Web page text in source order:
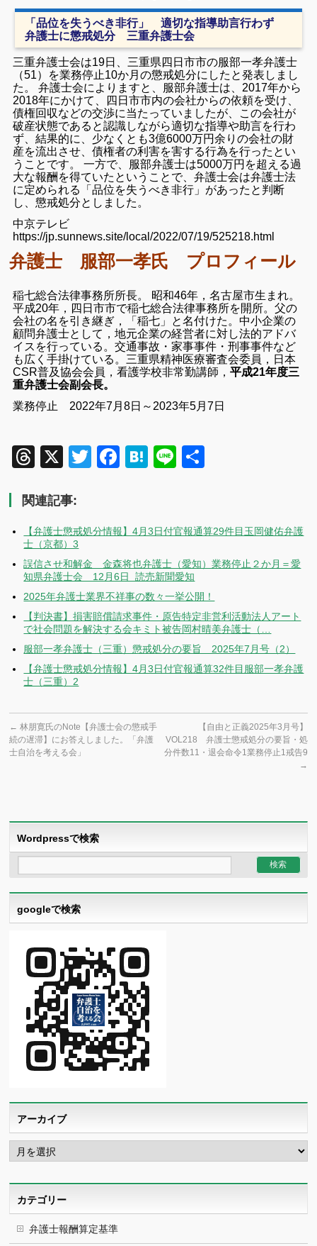
「品位を失うべき非行」 適切な指導助言行わず
弁護士に懲戒処分 三重弁護士会
三重弁護士会は19日、三重県四日市市の服部一孝弁護士
（51）を業務停止10か月の懲戒処分にしたと発表しまし
た。 弁護士会によりますと、服部弁護士は、2017年から
2018年にかけて、四日市市内の会社からの依頼を受け、
債権回収などの交渉に当たっていましたが、この会社が
破産状態であると認識しながら適切な指導や助言を行わ
ず、結果的に、少なくとも3億6000万円余りの会社の財
産を流出させ、債権者の利害を害する行為を行ったとい
うことです。 一方で、服部弁護士は5000万円を超える過
大な報酬を得ていたということで、弁護士会は弁護士法
に定められる「品位を失うべき非行」があったと判断
し、懲戒処分としました。
中京テレビ
https://jp.sunnews.site/local/2022/07/19/525218.html
弁護士 服部一孝氏 プロフィール
稲七総合法律事務所所長。 昭和46年，名古屋市生まれ。
平成20年，四日市市で稲七総合法律事務所を開所。父の
会社の名を引き継ぎ，「稲七」と名付けた。中小企業の
顧問弁護士として，地元企業の経営者に対し法的アドバ
イスを行っている。交通事故・家事事件・刑事事件など
も広く手掛けている。三重県精神医療審査会委員，日本
CSR普及協会会員，看護学校非常勤講師，平成21年度三
重弁護士会副会長。
業務停止 2022年7月8日～2023年5月7日
Threads
X TwitterFacebook
Hatena
Line
関連記事:
【弁護士懲戒処分情報】4月3日付官報通算29件目玉岡健佑弁護
士（京都）3
誤信させ和解金 金森将也弁護士（愛知）業務停止２か月＝愛
知県弁護士会 12月6日 読売新聞愛知
2025年弁護士業界不祥事の数々一挙公開！
【判決書】損害賠償請求事件・原告特定非営利活動法人アート
で社会問題を解決する会キミト被告岡村晴美弁護士（…
服部一孝弁護士（三重）懲戒処分の要旨 2025年7月号（2）
【弁護士懲戒処分情報】4月3日付官報通算32件目服部一孝弁護
士（三重）2
← 林朋寛氏のNote【弁護士会の懲戒手
続の遅滞】にお答えしました。「弁護
士自治を考える会」
【自由と正義2025年3月号】
VOL218 弁護士懲戒処分の要旨・処
分件数11・退会命令1業務停止1戒告9
→
Wordpressで検索
googleで検索
アーカイブ
ア
ー
カ
カテゴリー
弁護士報酬算定基準